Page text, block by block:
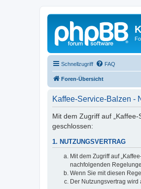
Schnellzugriff FAQ
Foren-Übersicht
Kaffee-Service-Balzen -
Mit dem Zugriff auf
geschlossen:
1. NUTZUNGSVERTRAG
Mit dem Zugriff auf
nachfolgenden
Wenn Sie mit diesen
Der Nutzungsvertrag